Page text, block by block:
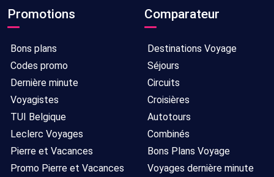
Promotions
Bons plans
Codes promo
Dernière minute
Voyagistes
TUI Belgique
Leclerc Voyages
Pierre et Vacances
Promo Pierre et Vacances
Comparateur
Destinations Voyage
Séjours
Circuits
Croisières
Autotours
Combinés
Bons Plans Voyage
Voyages dernière minute